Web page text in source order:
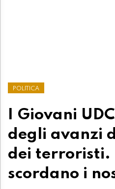
POLITICA
I Giovani
degli avanzi
dei terroristi.
scordano i